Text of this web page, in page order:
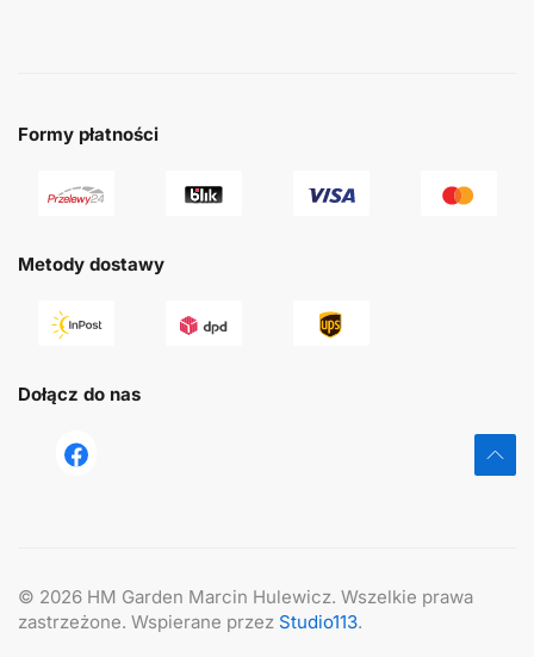
Formy płatności
Metody dostawy
Dołącz do nas
© 2026 HM Garden Marcin Hulewicz. Wszelkie prawa
zastrzeżone. Wspierane przez Studio113.